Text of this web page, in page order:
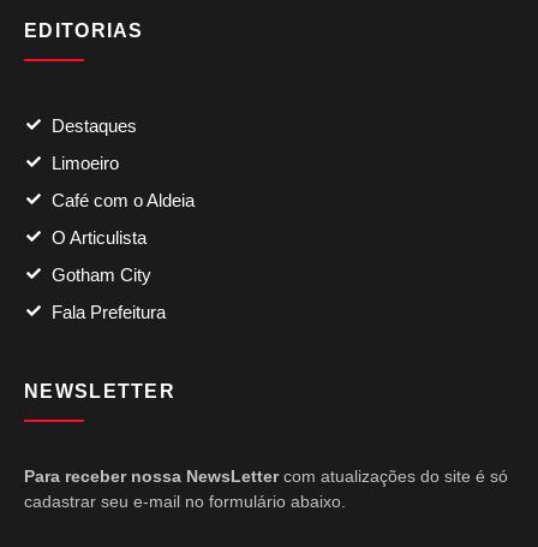
EDITORIAS
Destaques
Limoeiro
Café com o Aldeia
O Articulista
Gotham City
Fala Prefeitura
NEWSLETTER
Para receber nossa NewsLettercom atualizações do site é só
cadastrar seu e-mail no formulário abaixo.